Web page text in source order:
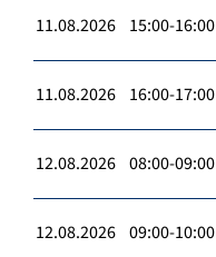
11.08.2026 15:00-16:00
11.08.2026 16:00-17:00
12.08.2026 08:00-09:00
12.08.2026 09:00-10:00